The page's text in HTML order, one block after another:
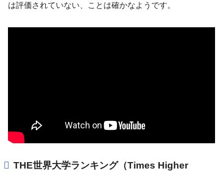
は評価されていない、ことは確かなようです。
THE世界大学ランキング（Times Higher